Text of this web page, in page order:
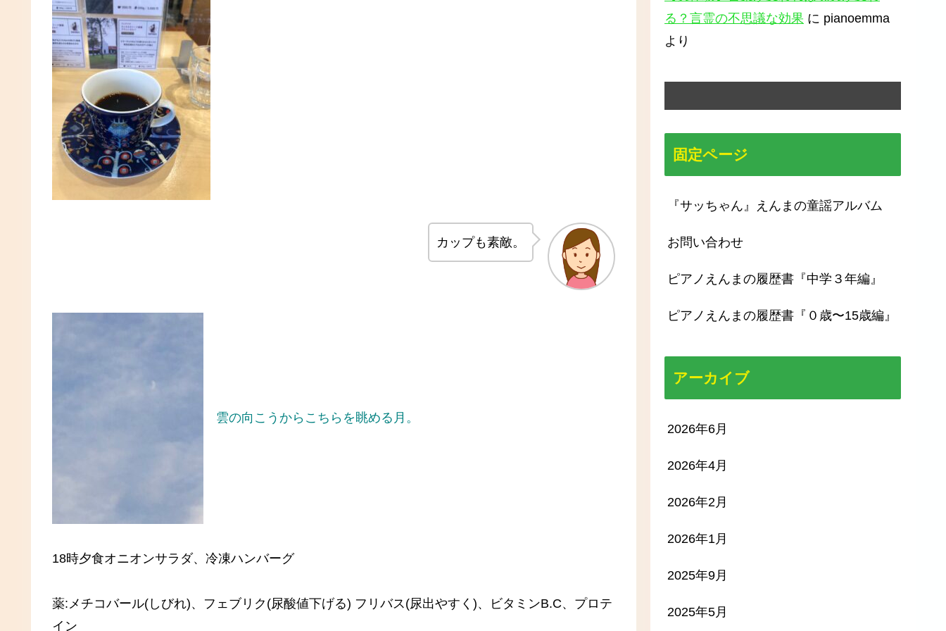
カップも素敵。
雲の向こうからこちらを眺める月。
18時夕食オニオンサラダ、冷凍ハンバーグ
薬:メチコバール(しびれ)、フェブリク(尿酸値下げる) フリバス(尿出やすく)、ビタミンB.C、プロテ
イン
る？言霊の不思議な効果 に pianoemma
より
固定ページ
『サッちゃん』えんまの童謡アルバム
お問い合わせ
ピアノえんまの履歴書『中学３年編』
ピアノえんまの履歴書『０歳〜15歳編』
アーカイブ
2026年6月
2026年4月
2026年2月
2026年1月
2025年9月
2025年5月